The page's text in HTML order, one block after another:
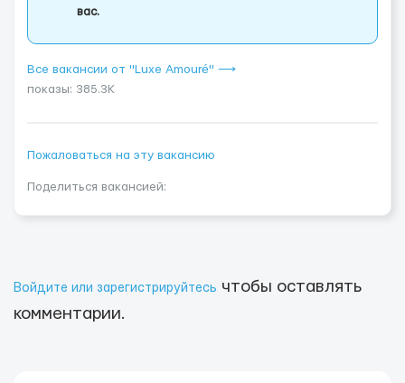
вас.
Все вакансии от "Luxe Amouré" ⟶
показы: 385.3K
Пожаловаться на эту вакансию
Поделиться вакансией:
Войдите или зарегистрируйтесь чтобы оставлять
комментарии.